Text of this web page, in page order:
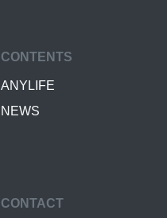
CONTENTS
ANYLIFE
NEWS
CONTACT